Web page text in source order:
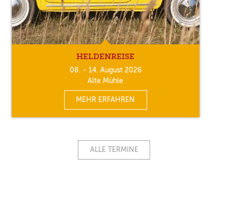
HELDENREISE
08. - 14. August 2026
Alte Mühle
MEHR ERFAHREN
ALLE TERMINE